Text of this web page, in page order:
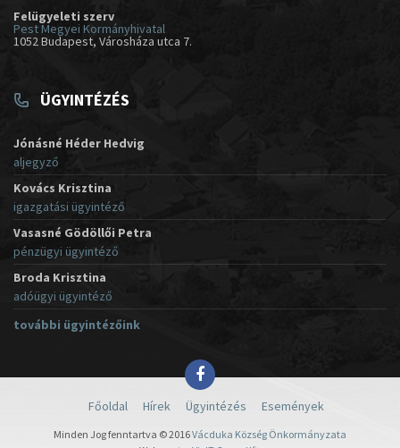
Felügyeleti szerv
Pest Megyei Kormányhivatal
1052 Budapest, Városháza utca 7.
ÜGYINTÉZÉS
Jónásné Héder Hedvig
aljegyző
Kovács Krisztina
igazgatási ügyintéző
Vasasné Gödöllői Petra
pénzügyi ügyintéző
Broda Krisztina
adóügyi ügyintéző
további ügyintézőink
Főoldal Hírek Ügyintézés Események
Minden Jog fenntartva © 2016Vácduka Község Önkormányzata